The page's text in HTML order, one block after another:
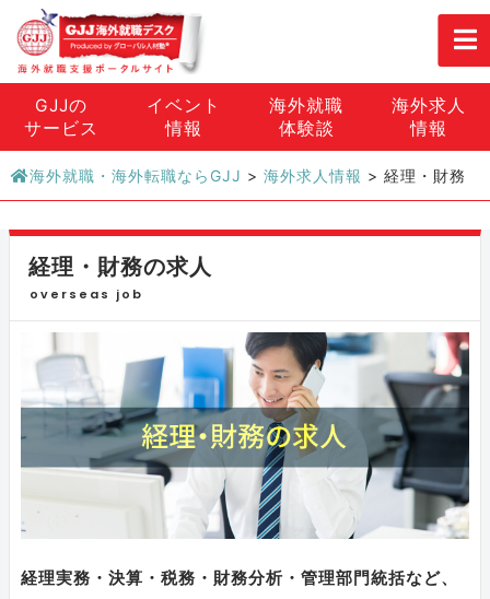
GJJの
サービス
イベント
情報
海外就職
体験談
海外求人
情報
海外就職・海外転職ならGJJ > 海外求人情報 > 経理・財務
経理・財務の求人
overseas job
経理実務・決算・税務・財務分析・管理部門統括など、